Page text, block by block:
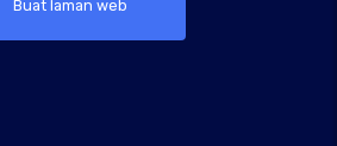
Buat laman web